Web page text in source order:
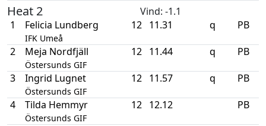
Heat 2 Vind: -1.1
1
Felicia Lundberg
IFK Umeå
12 11.31 q PB
2 Meja Nordfjäll
Östersunds GIF
12 11.44 q PB
3 Ingrid Lugnet
Östersunds GIF
12 11.57 q PB
4 Tilda Hemmyr
Östersunds GIF
12 12.12 PB